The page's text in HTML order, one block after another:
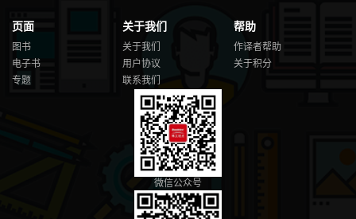
页面
图书
电子书
专题
关于我们
关于我们
用户协议
联系我们
帮助
作译者帮助
关于积分
微信公众号